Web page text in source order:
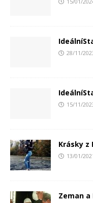
28/11/
15/11/
Krásky z
13/01/
Zeman a